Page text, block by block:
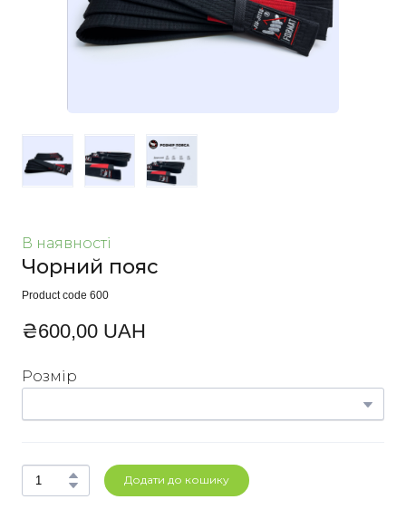
В наявності
Чорний пояс
Product code 600
₴600,00 UAH
Розмір
Додати до кошику